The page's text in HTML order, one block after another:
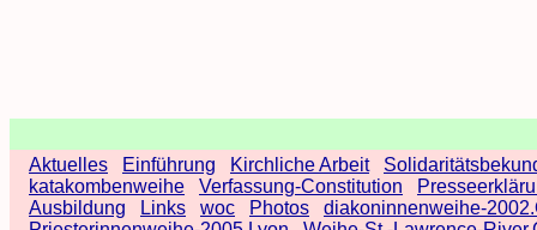
Aktuelles Einführung Kirchliche Arbeit
katakombenweihe
Verfassung-Constitution
Ausbildung
Links woc Photos
diakoninnenweihe-